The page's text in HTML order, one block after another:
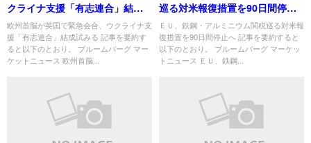
クライナ支援「有志連合」結成
試みる
欧州首脳が英国で緊急会合、ウクライナ支
援「有志連合」結成試みる 記事を要約す
ると以下のとおり。 ブルームバーグ マー
ケットニュース 欧州首脳...
巡る対米報復措置を90日間停止
へ
ＥＵ、鉄鋼・アルミニウム関税巡る対米報
復措置を90日間停止へ 記事を要約すると
以下のとおり。 ブルームバーグ マーケッ
トニュース ＥＵ、鉄鋼...